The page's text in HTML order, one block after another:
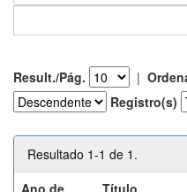
Result./Pág. |
Registro(s)
Resultado 1-1 de 1.
Ano de
Título